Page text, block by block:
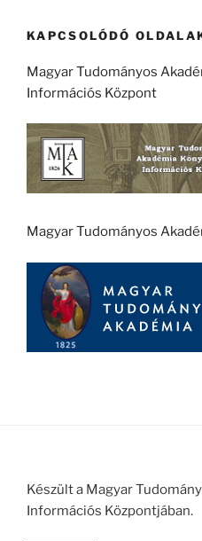
KAPCSOLÓDÓ
Magyar Tudományos
Információs Központ
Magyar Tudományos
Készült a Magyar
Információs Központjában.